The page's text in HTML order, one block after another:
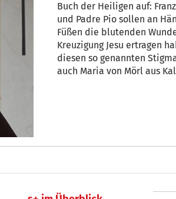
Buch der Heiligen auf:
und Padre Pio sollen an
Füßen die blutenden
Kreuzigung Jesu ertragen
diesen so genannten
auch Maria von Mörl aus
Show oder schlichte
Werk, der Freude am